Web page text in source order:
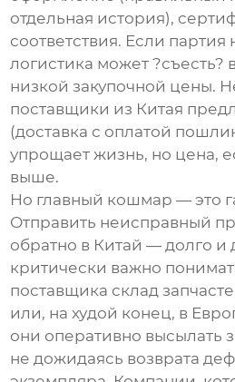
отдельная история),
соответствия. Если партия
логистика может ?съесть?
низкой закупочной цены.
поставщики из Китая
(доставка с оплатой
упрощает жизнь, но цена,
выше.
Но главный кошмар — это
Отправить неисправный
обратно в Китай — долго и
критически важно
поставщика склад
или, на худой конец, в
они оперативно высылать
не дожидаясь возврата